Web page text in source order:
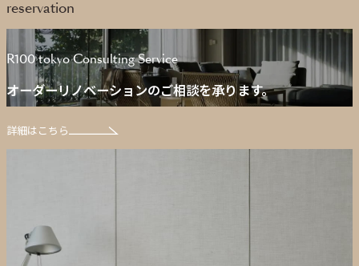
reservation
R100 tokyo Consulting Service
オーダーリノベーションのご相談を承ります。
詳細はこちら